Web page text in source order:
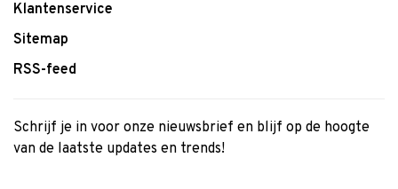
Klantenservice
Sitemap
RSS-feed
Schrijf je in voor onze nieuwsbrief en blijf op de hoogte
van de laatste updates en trends!